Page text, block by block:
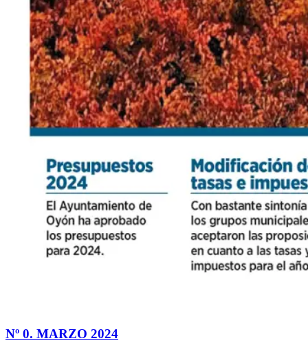
Nº 0. MARZO 2024